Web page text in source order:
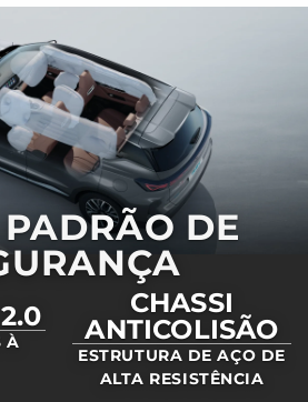
DE
À
CHASSI
ANTICOLISÃO
ESTRUTURA DE AÇO DE
ALTA RESISTÊNCIA